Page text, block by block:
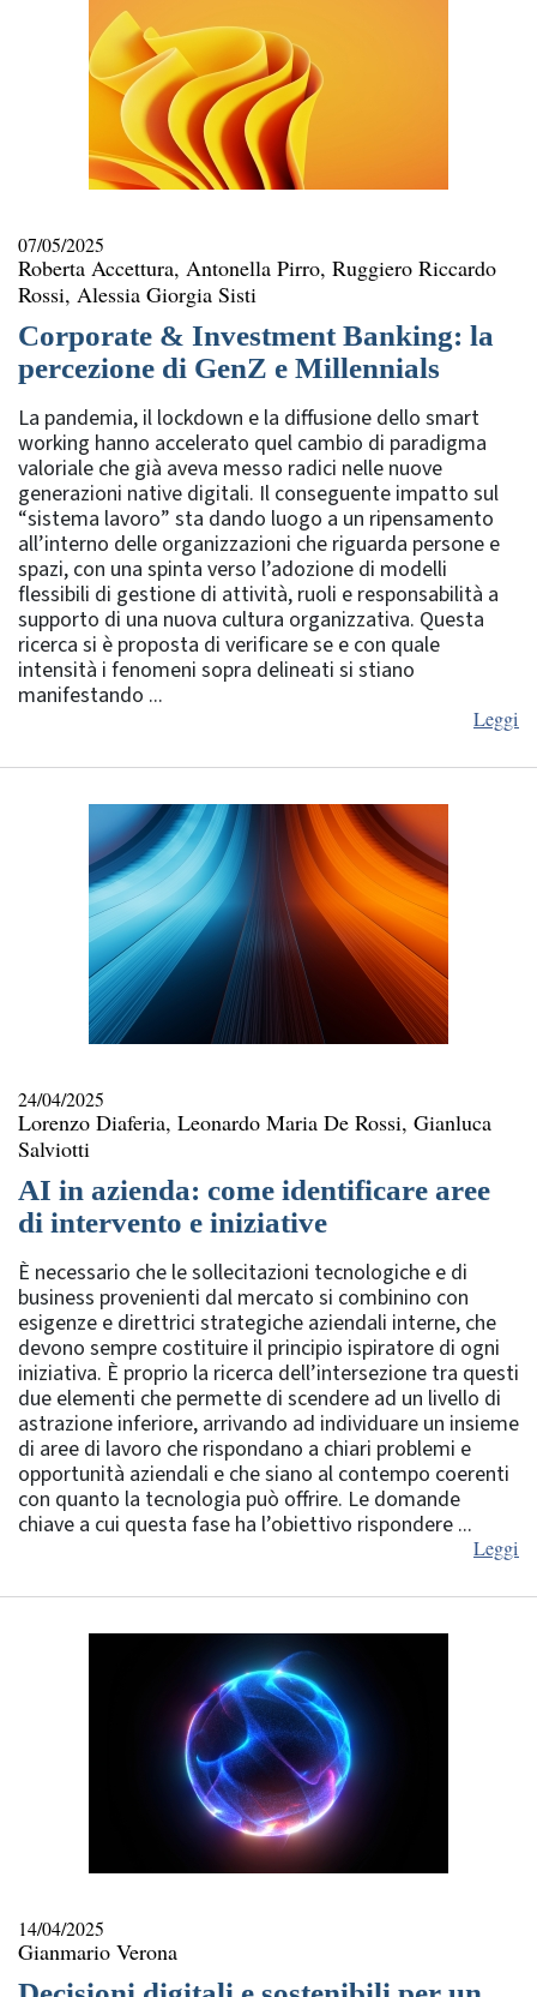
07/05/2025
Roberta Accettura, Antonella Pirro, Ruggiero Riccardo
Rossi, Alessia Giorgia Sisti
Corporate & Investment Banking: la
percezione di GenZ e Millennials
La pandemia, il lockdown e la diffusione dello smart
working hanno accelerato quel cambio di paradigma
valoriale che già aveva messo radici nelle nuove
generazioni native digitali. Il conseguente impatto sul
“sistema lavoro” sta dando luogo a un ripensamento
all’interno delle organizzazioni che riguarda persone e
spazi, con una spinta verso l’adozione di modelli
flessibili di gestione di attività, ruoli e responsabilità a
supporto di una nuova cultura organizzativa. Questa
ricerca si è proposta di verificare se e con quale
intensità i fenomeni sopra delineati si stiano
manifestando ...
Leggi
24/04/2025
Lorenzo Diaferia, Leonardo Maria De Rossi, Gianluca
Salviotti
AI in azienda: come identificare aree
di intervento e iniziative
È necessario che le sollecitazioni tecnologiche e di
business provenienti dal mercato si combinino con
esigenze e direttrici strategiche aziendali interne, che
devono sempre costituire il principio ispiratore di ogni
iniziativa. È proprio la ricerca dell’intersezione tra questi
due elementi che permette di scendere ad un livello di
astrazione inferiore, arrivando ad individuare un insieme
di aree di lavoro che rispondano a chiari problemi e
opportunità aziendali e che siano al contempo coerenti
con quanto la tecnologia può offrire. Le domande
chiave a cui questa fase ha l’obiettivo rispondere ...
Leggi
14/04/2025
Gianmario Verona